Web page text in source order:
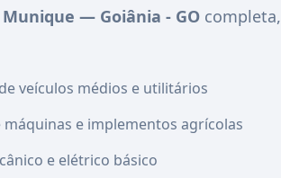
— Goiânia - GO completa,
veículos médios e utilitários
máquinas e implementos agrícolas
e elétrico básico